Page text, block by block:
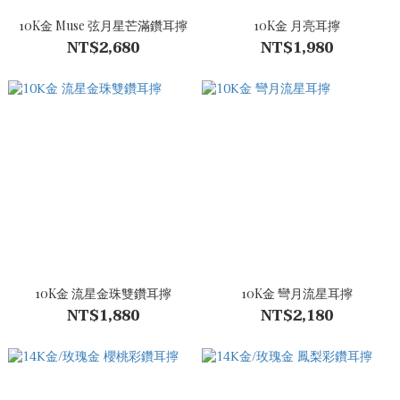
10K金 Muse 弦月星芒滿鑽耳擰
NT$2,680
10K金 月亮耳擰
NT$1,980
10K金 流星金珠雙鑽耳擰
NT$1,880
10K金 彎月流星耳擰
NT$2,180